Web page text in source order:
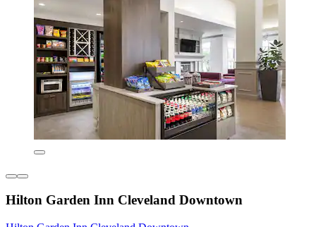
Hilton Garden Inn Cleveland Downtown